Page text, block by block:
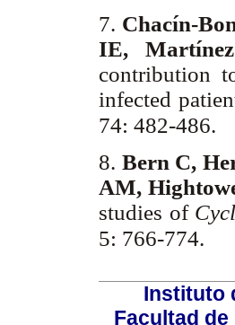
7. Chacín-
IE,
contribution
infected
74: 482-486.
8. Bern C,
AM,
studies of
5: 766-774.
Instituto
Facultad de